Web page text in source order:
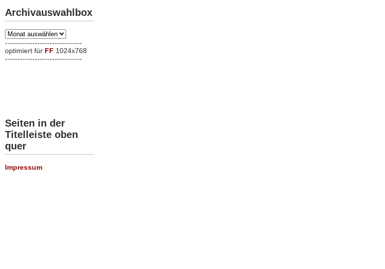
Archivauswahlbox
Archivauswahlbox
-------------------------------
optimiert für FF 1024x768
-------------------------------
Seiten in der
Titelleiste oben
quer
Impressum